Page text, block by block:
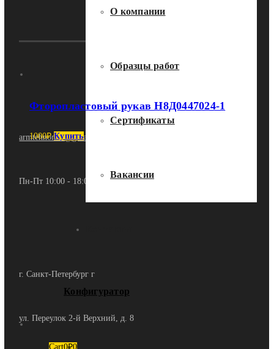
armtehnomet@gmail.com
Пн-Пт 10:00 - 18:00
г. Санкт-Петербург г
ул. Переулок 2-й Верхний, д. 8
О компании
Образцы работ
Сертификаты
Вакансии
Конфигуратор
Cart0₽0
Фторопластовый рукав Н8Д0447024-1
1000₽ Купить